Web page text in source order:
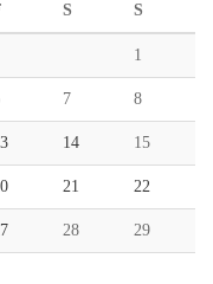
S S
1
7 8
14 15
21 22
28 29